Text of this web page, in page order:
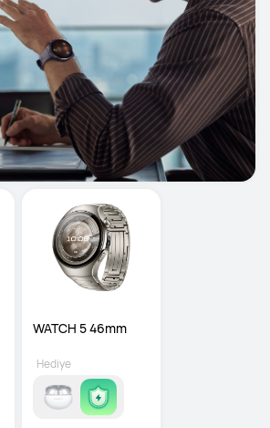
WATCH 5 46mm
Hediye